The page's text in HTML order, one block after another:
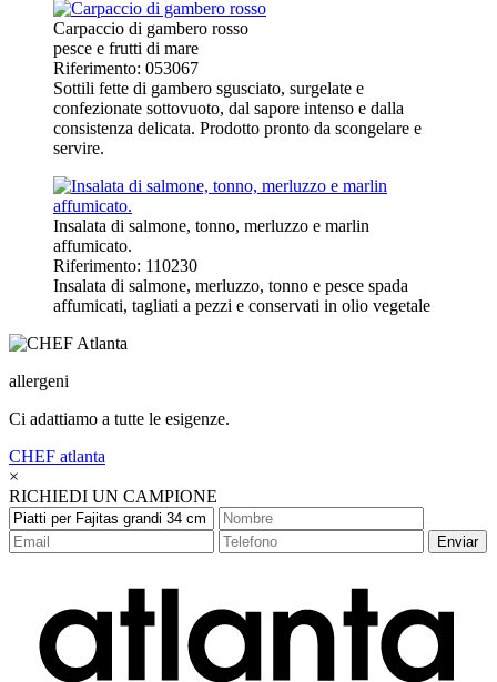
Carpaccio di gambero rosso
pesce e frutti di mare
Riferimento: 053067
Sottili fette di gambero sgusciato, surgelate e
confezionate sottovuoto, dal sapore intenso e dalla
consistenza delicata. Prodotto pronto da scongelare e
servire.
Insalata di salmone, tonno, merluzzo e marlin
affumicato.
Riferimento: 110230
Insalata di salmone, merluzzo, tonno e pesce spada
affumicati, tagliati a pezzi e conservati in olio vegetale
allergeni
Ci adattiamo a tutte le esigenze.
CHEF atlanta
×
RICHIEDI UN CAMPIONE
Enviar